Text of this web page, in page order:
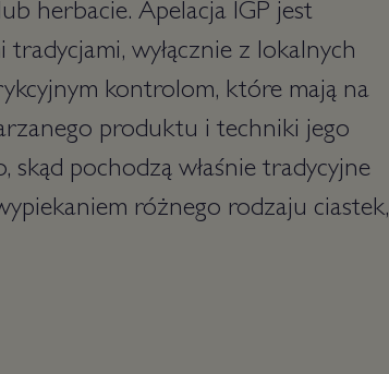
herbacie. Apelacja IGP jest
wyłącznie z lokalnych
kontrolom, które mają na
produktu i techniki jego
pochodzą właśnie tradycyjne
różnego rodzaju ciastek,